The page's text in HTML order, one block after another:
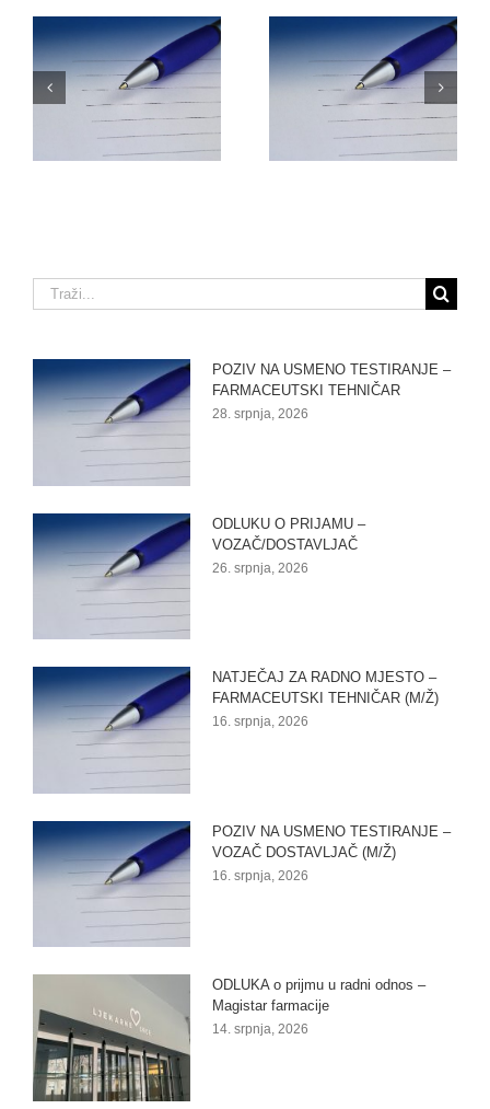
ODLUKU O PRIJAMU
–
VOZAČ/DOSTAVLJAČ
NATJEČAJ ZA
RADNO MJESTO –
TEHNIČAR (M/Ž)
Traži...
POZIV NA USMENO TESTIRANJE –
FARMACEUTSKI TEHNIČAR
28. srpnja, 2026
ODLUKU O PRIJAMU –
VOZAČ/DOSTAVLJAČ
26. srpnja, 2026
NATJEČAJ ZA RADNO MJESTO –
FARMACEUTSKI TEHNIČAR (M/Ž)
16. srpnja, 2026
POZIV NA USMENO TESTIRANJE –
VOZAČ DOSTAVLJAČ (M/Ž)
16. srpnja, 2026
ODLUKA o prijmu u radni odnos –
Magistar farmacije
14. srpnja, 2026